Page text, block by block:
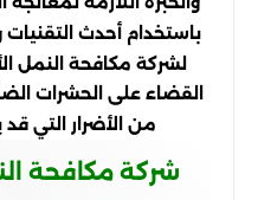
باستخدام أحدث
لشركة مكافحة النمل
القضاء على الحشرات
من الأضرار التي
شركة مكافحة